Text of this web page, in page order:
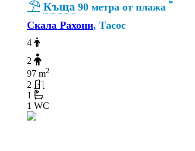
Къща 90 метра от плажа *
Скала Рахони, Тасос
4
2
97 m2
2
1
1 WC